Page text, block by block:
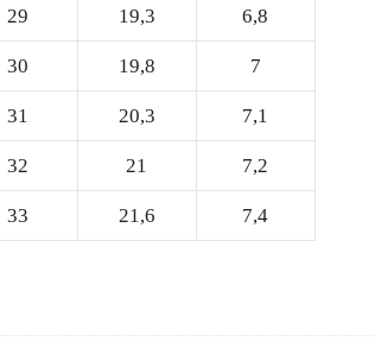
29 19,3 6,8
30 19,8 7
31 20,3 7,1
32 21 7,2
33 21,6 7,4